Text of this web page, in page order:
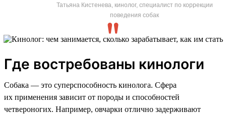
Татьяна Кистенева, кинолог, специалист по коррекции
поведения собак
Где востребованы кинологи
Собака — это суперспособность кинолога. Сфера
их применения зависит от породы и способностей
четвероногих. Например, овчарки отлично задерживают